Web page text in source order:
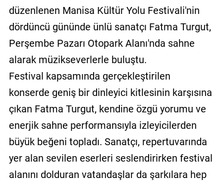
düzenlenen Manisa Kültür Yolu Festivali'nin
dördüncü gününde ünlü sanatçı Fatma Turgut,
Perşembe Pazarı Otopark Alanı'nda sahne
alarak müzikseverlerle buluştu.
Festival kapsamında gerçekleştirilen
konserde geniş bir dinleyici kitlesinin karşısına
çıkan Fatma Turgut, kendine özgü yorumu ve
enerjik sahne performansıyla izleyicilerden
büyük beğeni topladı. Sanatçı, repertuvarında
yer alan sevilen eserleri seslendirirken festival
alanını dolduran vatandaşlar da şarkılara hep